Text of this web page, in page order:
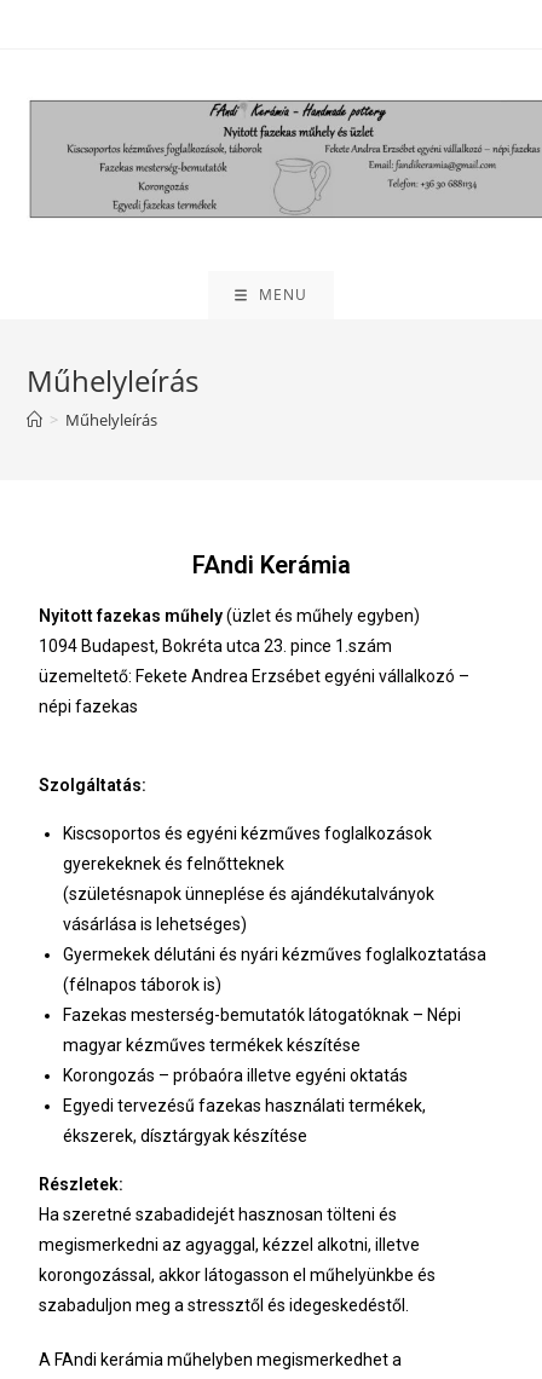
MENU
Műhelyleírás
> Műhelyleírás
FAndi Kerámia
Nyitott fazekas műhely(üzlet és műhely egyben)
1094 Budapest, Bokréta utca 23. pince 1.szám
üzemeltető: Fekete Andrea Erzsébet egyéni vállalkozó –
népi fazekas
Szolgáltatás:
Kiscsoportos és egyéni kézműves foglalkozások
gyerekeknek és felnőtteknek
(születésnapok ünneplése és ajándékutalványok
vásárlása is lehetséges)
Gyermekek délutáni és nyári kézműves foglalkoztatása
(félnapos táborok is)
Fazekas mesterség-bemutatók látogatóknak – Népi
magyar kézműves termékek készítése
Korongozás – próbaóra illetve egyéni oktatás
Egyedi tervezésű fazekas használati termékek,
ékszerek, dísztárgyak készítése
Részletek:
Ha szeretné szabadidejét hasznosan tölteni és
megismerkedni az agyaggal, kézzel alkotni, illetve
korongozással, akkor látogasson el műhelyünkbe és
szabaduljon meg a stressztől és idegeskedéstől.
A FAndi kerámia műhelyben megismerkedhet a